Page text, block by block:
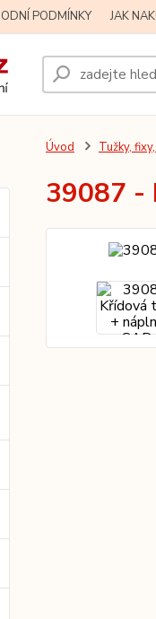
PODMÍNKY JAK
Úvod Tužky,
39087 -